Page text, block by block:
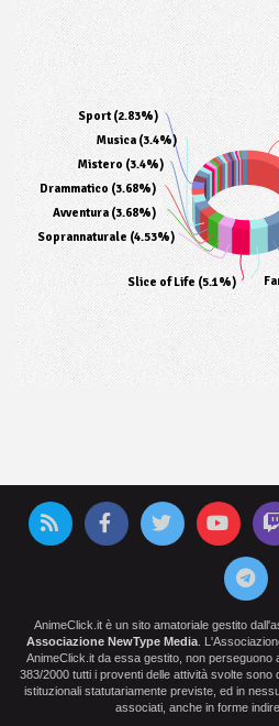
Slice of Life (5.1%)
Soprannaturale (4.53%)
Avventura (3.68%)
Drammatico (3.68%)
Mistero (3.4%)
Musica (3.4%)
Sport (2.83%)
AnimeClick.it è un sito amatoriale gestito
Associazione NewType Media .
AnimeClick.it da essa gestito, non perseguono
383/2000 tutti i proventi delle attività svolte sono
istituzionali statutariamente previste, ed in
associati, anche in forme